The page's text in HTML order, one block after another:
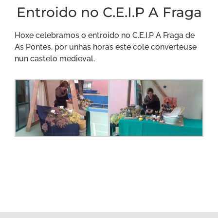
Entroido no C.E.I.P A Fraga
Hoxe celebramos o entroido no C.E.I.P A Fraga de
As Pontes, por unhas horas este cole converteuse
nun castelo medieval.